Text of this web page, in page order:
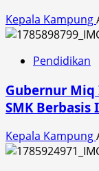
Kepala Kampung
Pendidikan
Gubernur Miq
SMK Berbasis
Kepala Kampung